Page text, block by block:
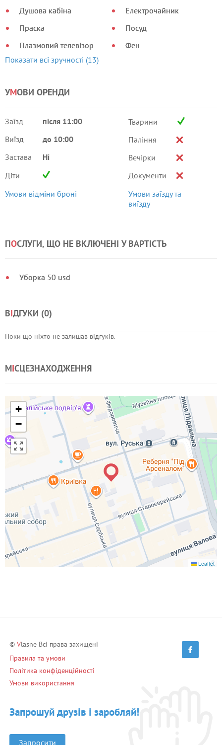
Душова кабіна
Праска
Плазмовий телевізор
Електрочайник
Посуд
Фен
Показати всі зручності (13)
УМОВИ ОРЕНДИ
Заїзд
після 11:00
Виїзд
до 10:00
Застава
Ні
Діти
Умови відміни броні
Тварини
Паління
Вечірки
Документи
Умови заїзду та
виїзду
ПОСЛУГИ, ЩО НЕ ВКЛЮЧЕНІ У ВАРТІСТЬ
Уборка 50 usd
ВІДГУКИ (0)
Поки що ніхто не залишав відгуків.
МІСЦЕЗНАХОДЖЕННЯ
+
−
Leaflet
© Vlasne Всі права захищені
Правила та умови
Політика конфіденційності
Умови використання
Запрошуй друзів і заробляй!
Запросити